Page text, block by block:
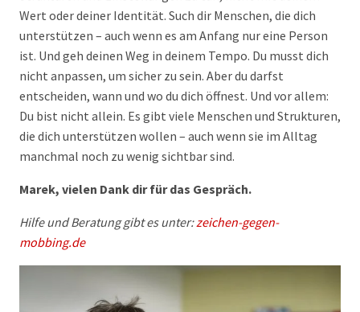
Wert oder deiner Identität. Such dir Menschen, die dich
unterstützen – auch wenn es am Anfang nur eine Person
ist. Und geh deinen Weg in deinem Tempo. Du musst dich
nicht anpassen, um sicher zu sein. Aber du darfst
entscheiden, wann und wo du dich öffnest. Und vor allem:
Du bist nicht allein. Es gibt viele Menschen und Strukturen,
die dich unterstützen wollen – auch wenn sie im Alltag
manchmal noch zu wenig sichtbar sind.
Marek, vielen Dank dir für das Gespräch.
Hilfe und Beratung gibt es unter:zeichen-gegen-
mobbing.de